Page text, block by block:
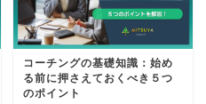
コーチングの基礎知識：始め
る前に押さえておくべき５つ
のポイント